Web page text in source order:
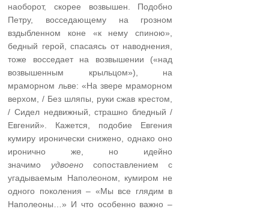
наоборот, скорее возвышен. Подобно
Петру, восседающему на грозном
вздыбленном коне «к нему спиною»,
бедный герой, спасаясь от наводнения,
тоже восседает на возвышении («над
возвышенным крыльцом»), на
мраморном льве: «На звере мраморном
верхом, / Без шляпы, руки сжав крестом,
/ Сидел недвижный, страшно бледный /
Евгений». Кажется, подобие Евгения
кумиру иронически снижено, однако оно
иронично же, но идейно
значимо удвоеносопоставлением с
угадываемым Наполеоном, кумиром не
одного поколения – «Мы все глядим в
Наполеоны…» И что особенно важно –